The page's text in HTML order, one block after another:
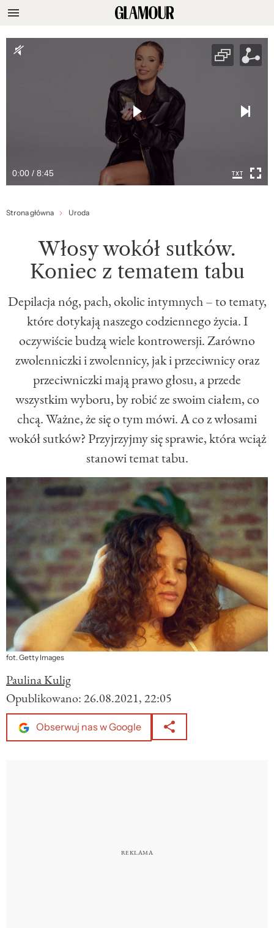
0:00 / 8:45
Strona główna Uroda
Włosy wokół sutków.
Koniec z tematem tabu
Depilacja nóg, pach, okolic intymnych – to tematy,
które dotykają naszego codziennego życia. I
oczywiście budzą wiele kontrowersji. Zarówno
zwolenniczki i zwolennicy, jak i przeciwnicy oraz
przeciwniczki mają prawo głosu, a przede
wszystkim wyboru, by robić ze swoim ciałem, co
chcą. Ważne, że się o tym mówi. A co z włosami
wokół sutków? Przyjrzyjmy się sprawie, która wciąż
stanowi temat tabu.
fot. Getty Images
Paulina Kulig
Opublikowano:26.08.2021, 22:05
Obserwuj nas w Google